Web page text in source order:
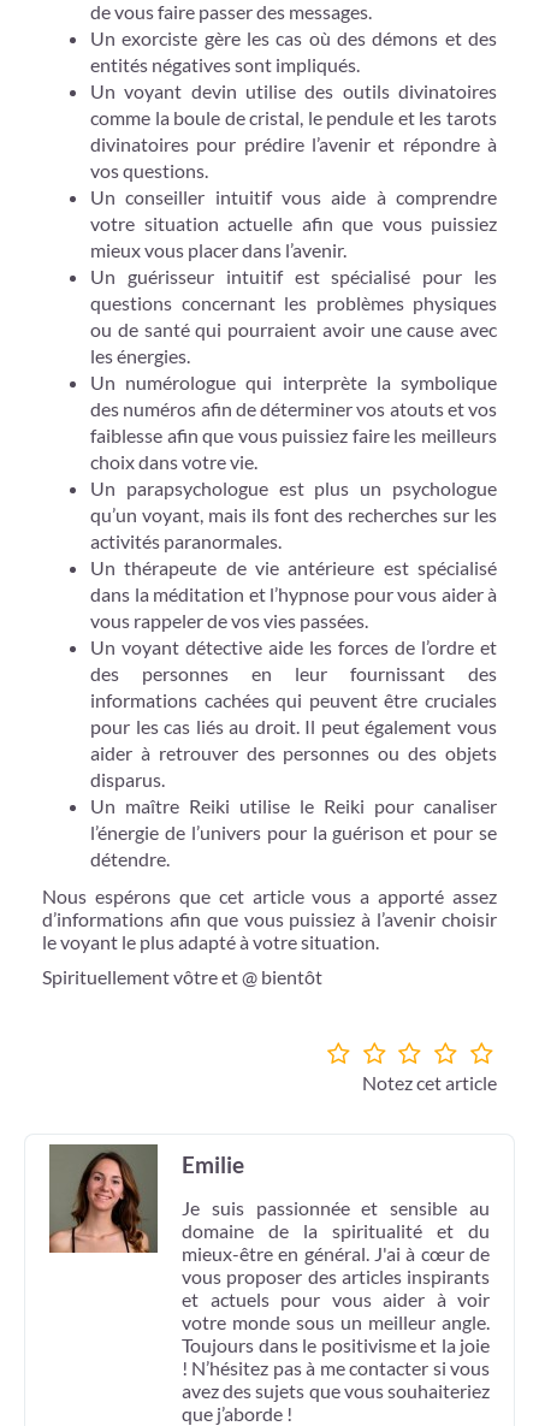
de vous faire passer des messages.
Un exorciste gère les cas où des démons et des
entités négatives sont impliqués.
Un voyant devin utilise des outils divinatoires
comme la boule de cristal, le pendule et les tarots
divinatoires pour prédire l’avenir et répondre à
vos questions.
Un conseiller intuitif vous aide à comprendre
votre situation actuelle afin que vous puissiez
mieux vous placer dans l’avenir.
Un guérisseur intuitif est spécialisé pour les
questions concernant les problèmes physiques
ou de santé qui pourraient avoir une cause avec
les énergies.
Un numérologue qui interprète la symbolique
des numéros afin de déterminer vos atouts et vos
faiblesse afin que vous puissiez faire les meilleurs
choix dans votre vie.
Un parapsychologue est plus un psychologue
qu’un voyant, mais ils font des recherches sur les
activités paranormales.
Un thérapeute de vie antérieure est spécialisé
dans la méditation et l’hypnose pour vous aider à
vous rappeler de vos vies passées.
Un voyant détective aide les forces de l’ordre et
des personnes en leur fournissant des
informations cachées qui peuvent être cruciales
pour les cas liés au droit. Il peut également vous
aider à retrouver des personnes ou des objets
disparus.
Un maître Reiki utilise le Reiki pour canaliser
l’énergie de l’univers pour la guérison et pour se
détendre.
Nous espérons que cet article vous a apporté assez
d’informations afin que vous puissiez à l’avenir choisir
le voyant le plus adapté à votre situation.
Spirituellement vôtre et @ bientôt
Notez cet article
Emilie
Je suis passionnée et sensible au
domaine de la spiritualité et du
mieux-être en général. J'ai à cœur de
vous proposer des articles inspirants
et actuels pour vous aider à voir
votre monde sous un meilleur angle.
Toujours dans le positivisme et la joie
! N’hésitez pas à me contacter si vous
avez des sujets que vous souhaiteriez
que j’aborde !